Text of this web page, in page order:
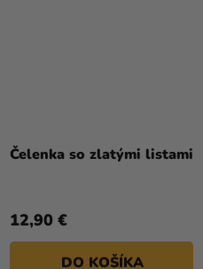
Čelenka so zlatými listami
12,90 €
DO KOŠÍKA